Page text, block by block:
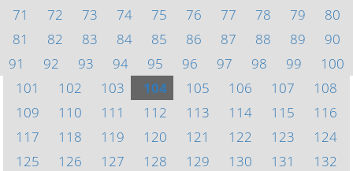
71
72 73 74 75 76 77 78 79
80
81
82 83 84 85 86 87 88 89
90
91
92 93 94 95 96 97 98 99
100
101
102 103 104 105 106 107
108
109
110 111 112 113 114 115
116
117
118 119 120 121 122 123
124
125
126 127 128 129 130 131
132